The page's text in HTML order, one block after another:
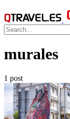
murales
1 post